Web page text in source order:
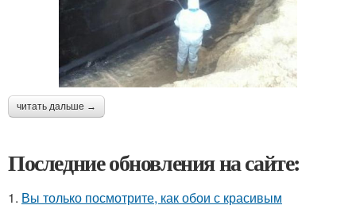
читать дальше →
Последние обновления на сайте:
1. Вы только посмотрите, как обои с красивым